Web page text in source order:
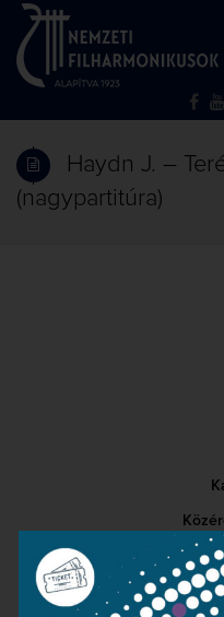
Haydn J. –
(nagypartitúra)